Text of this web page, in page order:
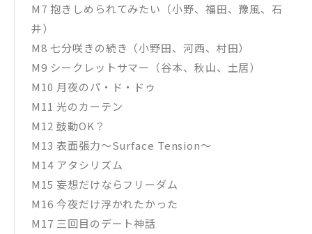
M7 抱きしめられてみたい（小野、福田、豫風、石
井）
M8 七分咲きの続き（小野田、河西、村田）
M9 シークレットサマー（谷本、秋山、土居）
M10 月夜のパ・ド・ドゥ
M11 光のカーテン
M12 鼓動OK？
M13 表面張力～Surface Tension～
M14 アタシリズム
M15 妄想だけならフリーダム
M16 今夜だけ浮かれたかった
M17 三回目のデート神話